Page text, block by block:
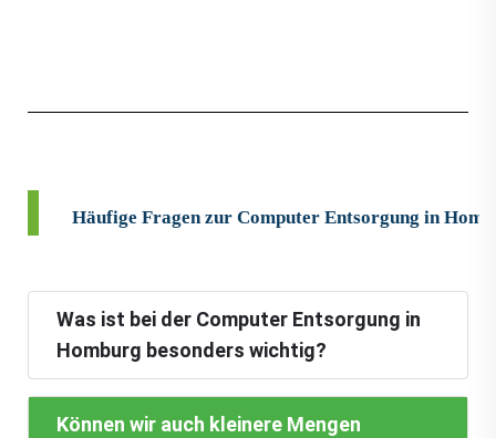
Häufige Fragen zur Computer Entsorgung in
Was ist bei der Computer Entsorgung in
Homburg besonders wichtig?
Können wir auch kleinere Mengen